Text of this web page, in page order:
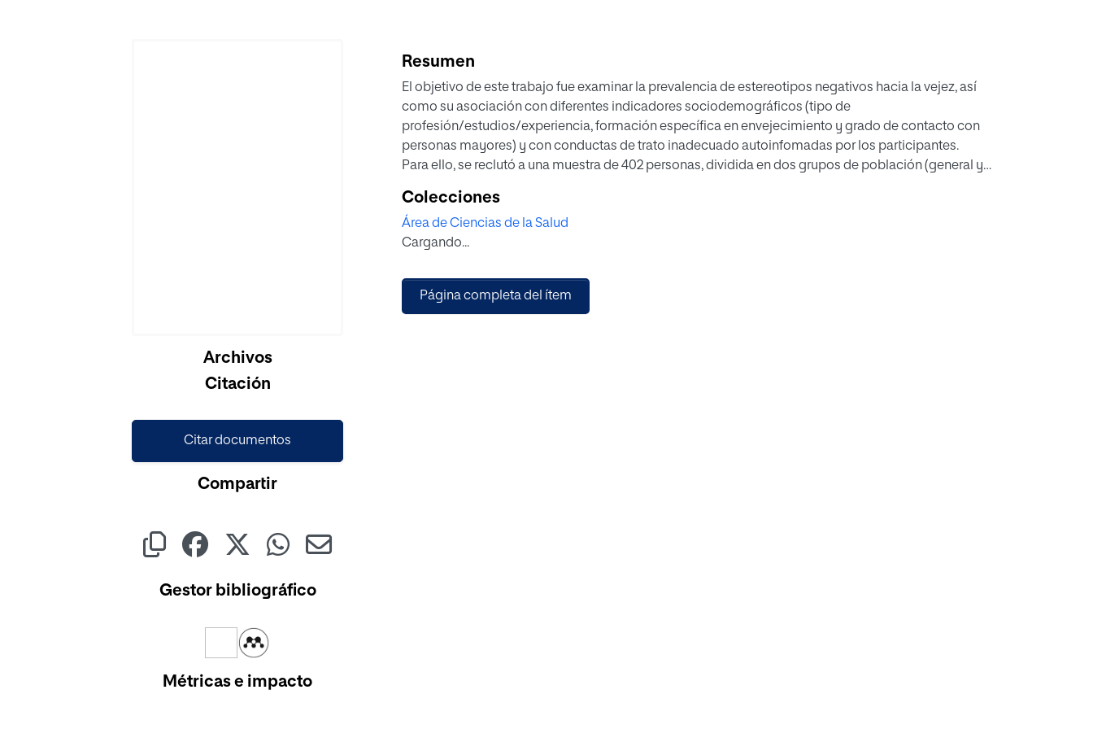
Cargando...Archivos
Citación
Citar documentos
Compartir
Gestor bibliográfico
Métricas e impacto
Resumen
El objetivo de este trabajo fue examinar la prevalencia de estereotipos negativos hacia la vejez, así
como su asociación con diferentes indicadores sociodemográficos (tipo de
profesión/estudios/experiencia, formación específica en envejecimiento y grado de contacto con
personas mayores) y con conductas de trato inadecuado autoinfomadas por los participantes.
Para ello, se reclutó a una muestra de 402 personas, dividida en dos grupos de población (general y
compuesto por una encuesta sociodemográfica, el Cuestionario de Estereotipos Negativos hacia la
Vejez (CENVE) y un cuestionario de conductas de trato inadecuado hacia el adulto mayor ad hoc.
Los resultados revelaron una baja prevalencia de estereotipos negativos hacia la vejez en la muestra
sociodemográficos, así como entre el grado de acuerdo con los estereotipos negativos y las
conductas de trato inadecuado autoinformadas.
Colecciones
Área de Ciencias de la Salud
Cargando...
Página completa del ítem